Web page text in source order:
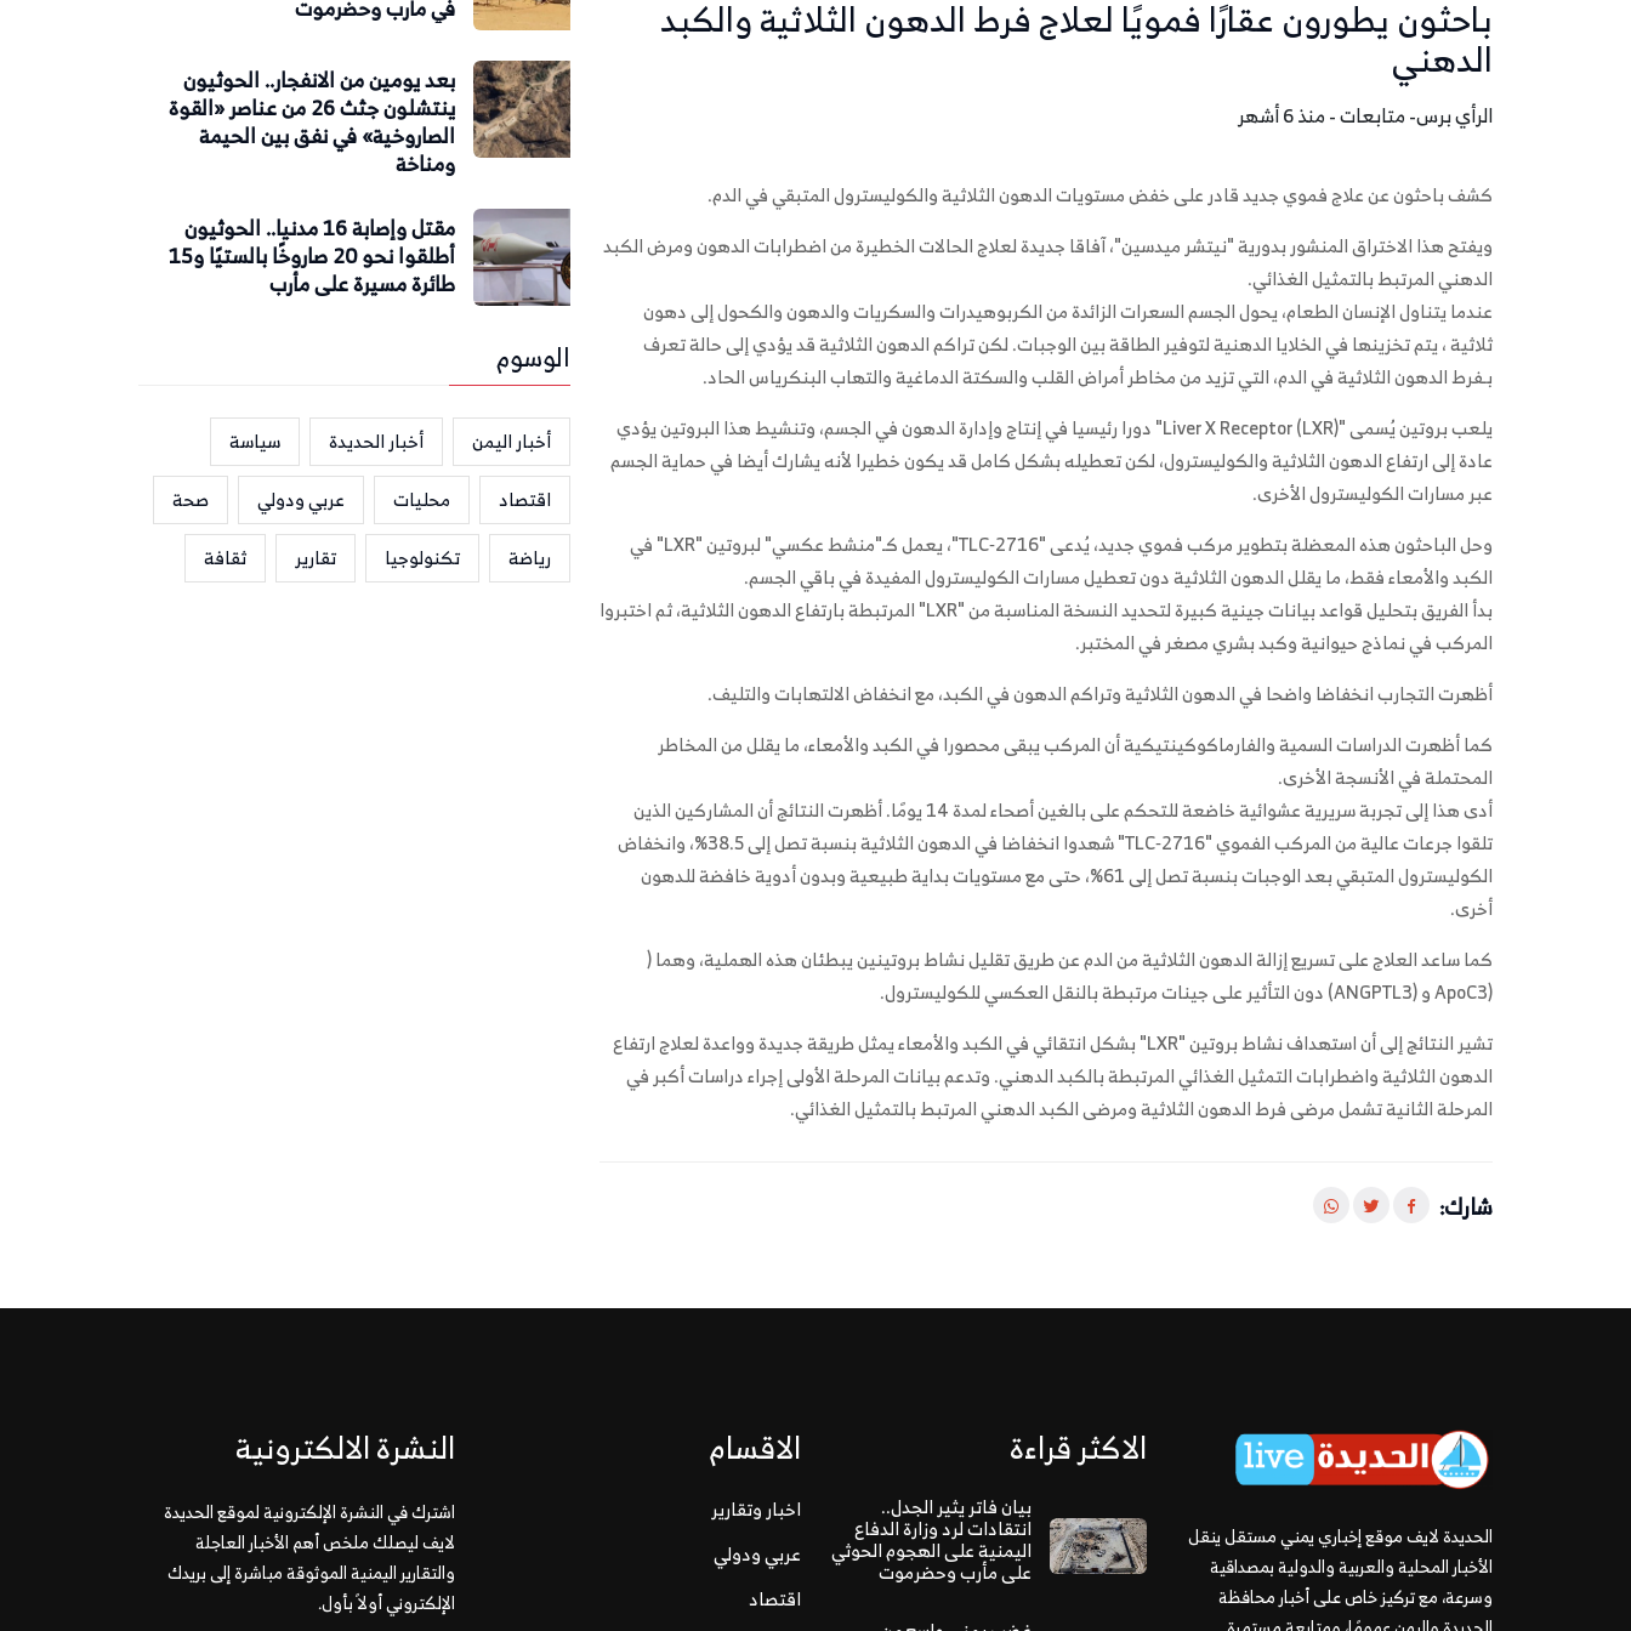
باحثون يطورون عقارًا فمويًا لعلاج فرط الدهون الثلاثية والكبد
الدهني
الرأي برس- متابعات - منذ 6 أشهر
كشف باحثون عن علاج فموي جديد قادر على خفض مستويات الدهون الثلاثية والكوليسترول المتبقي في الدم.
ويفتح هذا الاختراق المنشور بدورية "نيتشر ميدسين"، آفاقا جديدة لعلاج الحالات الخطيرة من اضطرابات الدهون ومرض الكبد
الدهني المرتبط بالتمثيل الغذائي.
عندما يتناول الإنسان الطعام، يحول الجسم السعرات الزائدة من الكربوهيدرات والسكريات والدهون والكحول إلى دهون
ثلاثية ، يتم تخزينها في الخلايا الدهنية لتوفير الطاقة بين الوجبات. لكن تراكم الدهون الثلاثية قد يؤدي إلى حالة تعرف
بـفرط الدهون الثلاثية في الدم، التي تزيد من مخاطر أمراض القلب والسكتة الدماغية والتهاب البنكرياس الحاد.
يلعب بروتين يُسمى "Liver X Receptor (LXR)" دورا رئيسيا في إنتاج وإدارة الدهون في الجسم، وتنشيط هذا البروتين يؤدي
عادة إلى ارتفاع الدهون الثلاثية والكوليسترول، لكن تعطيله بشكل كامل قد يكون خطيرا لأنه يشارك أيضا في حماية الجسم
عبر مسارات الكوليسترول الأخرى.
وحل الباحثون هذه المعضلة بتطوير مركب فموي جديد، يُدعى "TLC‑2716"، يعمل كـ"منشط عكسي" لبروتين "LXR" في
الكبد والأمعاء فقط، ما يقلل الدهون الثلاثية دون تعطيل مسارات الكوليسترول المفيدة في باقي الجسم.
بدأ الفريق بتحليل قواعد بيانات جينية كبيرة لتحديد النسخة المناسبة من "LXR" المرتبطة بارتفاع الدهون الثلاثية، ثم اختبروا
المركب في نماذج حيوانية وكبد بشري مصغر في المختبر.
أظهرت التجارب انخفاضا واضحا في الدهون الثلاثية وتراكم الدهون في الكبد، مع انخفاض الالتهابات والتليف.
كما أظهرت الدراسات السمية والفارماكوكينتيكية أن المركب يبقى محصورا في الكبد والأمعاء، ما يقلل من المخاطر
المحتملة في الأنسجة الأخرى.
أدى هذا إلى تجربة سريرية عشوائية خاضعة للتحكم على بالغين أصحاء لمدة 14 يومًا. أظهرت النتائج أن المشاركين الذين
تلقوا جرعات عالية من المركب الفموي "TLC‑2716" شهدوا انخفاضا في الدهون الثلاثية بنسبة تصل إلى 38.5%، وانخفاض
الكوليسترول المتبقي بعد الوجبات بنسبة تصل إلى 61%، حتى مع مستويات بداية طبيعية وبدون أدوية خافضة للدهون
أخرى.
كما ساعد العلاج على تسريع إزالة الدهون الثلاثية من الدم عن طريق تقليل نشاط بروتينين يبطئان هذه الهملية، وهما (
(ApoC3 و (ANGPTL3) دون التأثير على جينات مرتبطة بالنقل العكسي للكوليسترول.
تشير النتائج إلى أن استهداف نشاط بروتين "LXR" بشكل انتقائي في الكبد والأمعاء يمثل طريقة جديدة وواعدة لعلاج ارتفاع
الدهون الثلاثية واضطرابات التمثيل الغذائي المرتبطة بالكبد الدهني. وتدعم بيانات المرحلة الأولى إجراء دراسات أكبر في
المرحلة الثانية تشمل مرضى فرط الدهون الثلاثية ومرضى الكبد الدهني المرتبط بالتمثيل الغذائي.
شارك:
في مأرب وحضرموت
بعد يومين من الانفجار.. الحوثيون
ينتشلون جثث 26 من عناصر «القوة
الصاروخية» في نفق بين الحيمة
ومناخة
مقتل وإصابة 16 مدنيا.. الحوثيون
أطلقوا نحو 20 صاروخًا بالستيًا و15
طائرة مسيرة على مأرب
الوسوم
أخبار اليمن أخبار الحديدة
سياسة
اقتصاد
محليات عربي ودولي
صحة
رياضة
تكنولوجيا تقارير ثقافة
الحديدة لايف موقع إخباري يمني مستقل ينقل
الأخبار المحلية والعربية والدولية بمصداقية
وسرعة، مع تركيز خاص على أخبار محافظة
الاكثر قراءة
بيان فاتر يثير الجدل..
انتقادات لرد وزارة الدفاع
اليمنية على الهجوم الحوثي
على مأرب وحضرموت
الاقسام
اخبار وتقارير
عربي ودولي
اقتصاد
النشرة الالكترونية
اشترك في النشرة الإلكترونية لموقع الحديدة
لايف ليصلك ملخص أهم الأخبار العاجلة
والتقارير اليمنية الموثوقة مباشرة إلى بريدك
الإلكتروني أولاً بأول.